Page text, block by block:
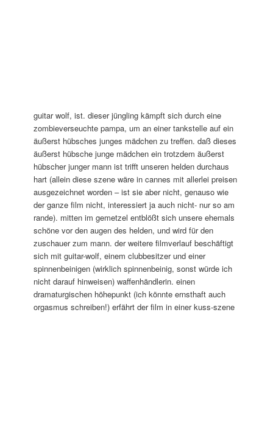
guitar wolf, ist. dieser jüngling kämpft sich durch eine
zombieverseuchte pampa, um an einer tankstelle auf ein
äußerst hübsches junges mädchen zu treffen. daß dieses
äußerst hübsche junge mädchen ein trotzdem äußerst
hübscher junger mann ist trifft unseren helden durchaus
hart (allein diese szene wäre in cannes mit allerlei preisen
ausgezeichnet worden – ist sie aber nicht, genauso wie
der ganze film nicht, interessiert ja auch nicht- nur so am
rande). mitten im gemetzel entblößt sich unsere ehemals
schöne vor den augen des helden, und wird für den
zuschauer zum mann. der weitere filmverlauf beschäftigt
sich mit guitar-wolf, einem clubbesitzer und einer
spinnenbeinigen (wirklich spinnenbeinig, sonst würde ich
nicht darauf hinweisen) waffenhändlerin. einen
dramaturgischen höhepunkt (ich könnte ernsthaft auch
orgasmus schreiben!) erfährt derfilm in einer kuss-szene